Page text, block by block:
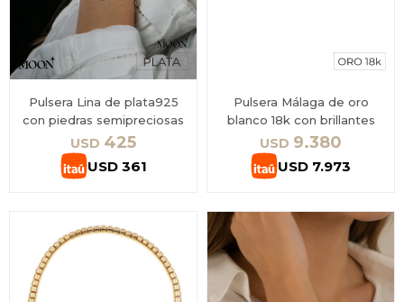
Pulsera Lina de plata925
con piedras semipreciosas
USD 425
USD 361
Pulsera Málaga de oro
blanco 18k con brillantes
USD 9.380
USD 7.973